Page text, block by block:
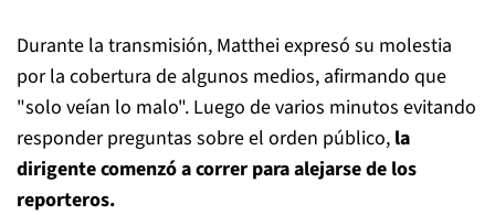
Durante la transmisión, Matthei expresó su molestia
por la cobertura de algunos medios, afirmando que
"solo veían lo malo". Luego de varios minutos evitando
responder preguntas sobre el orden público, la
dirigente comenzó a correr para alejarse de los
reporteros.